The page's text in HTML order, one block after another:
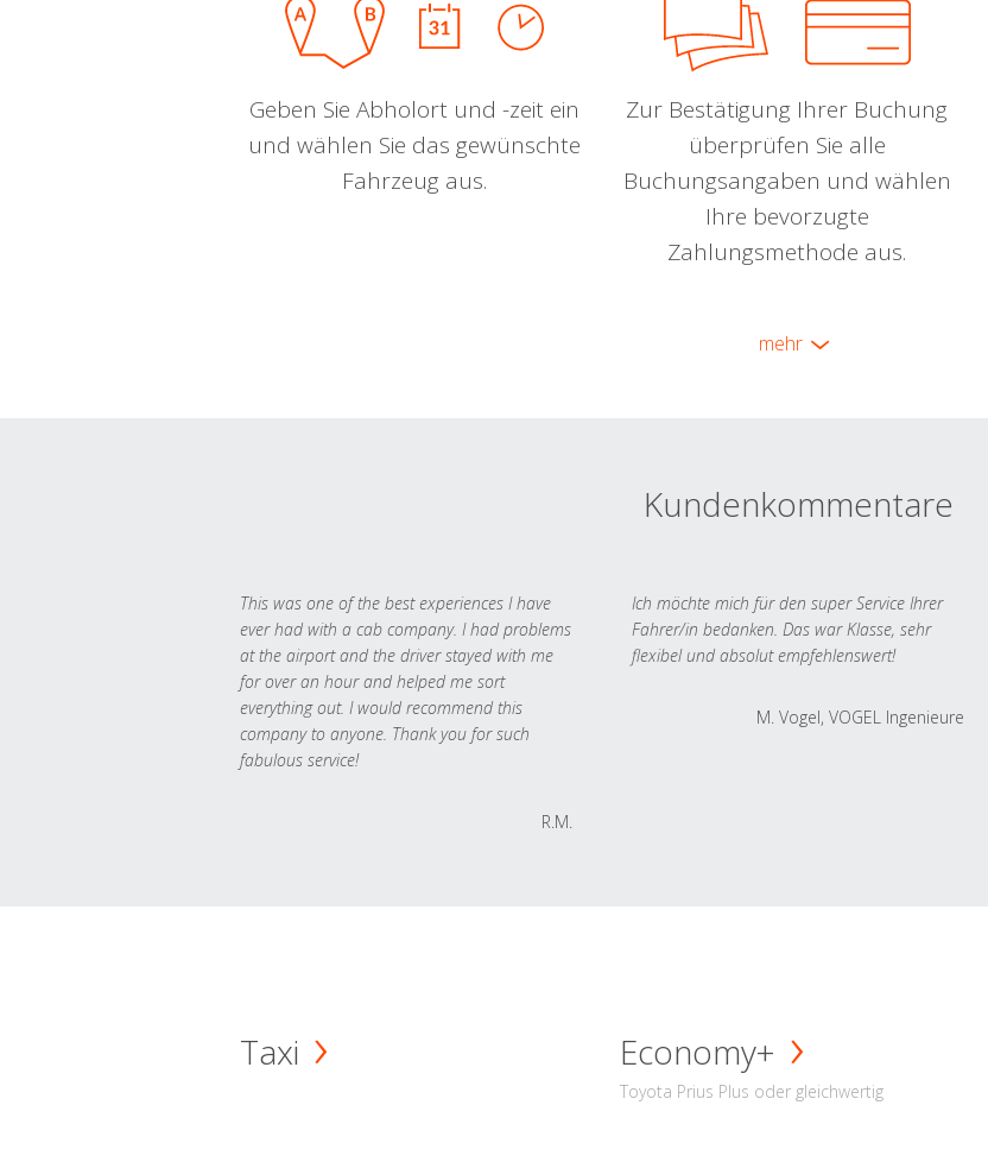
Geben Sie Abholort und -zeit ein
und wählen Sie das gewünschte
Fahrzeug aus.
Zur Bestätigung Ihrer Buchung
überprüfen Sie alle
Buchungsangaben und wählen
Ihre bevorzugte
Zahlungsmethode aus.
mehr
Kundenkommentare
This was one of the best experiences I have
ever had with a cab company. I had problems
at the airport and the driver stayed with me
for over an hour and helped me sort
everything out. I would recommend this
company to anyone. Thank you for such
fabulous service!
R.M.
Ich möchte mich für den super Service Ihrer
Fahrer/in bedanken. Das war Klasse, sehr
flexibel und absolut empfehlenswert!
M. Vogel, VOGEL Ingenieure
Taxi Economy+
Toyota Prius Plus oder gleichwertig